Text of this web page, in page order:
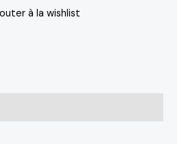
à la wishlist